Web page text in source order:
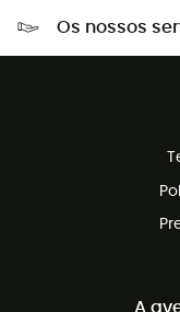
Devoluções gratuitas
Os nossos
A